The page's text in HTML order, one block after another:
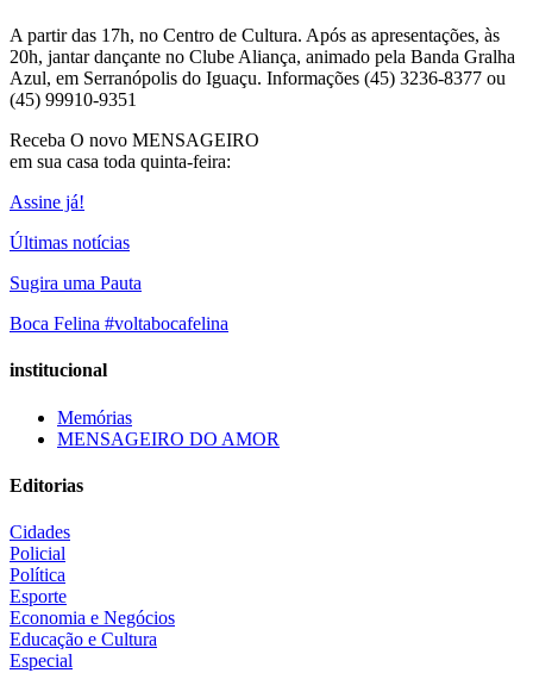
A partir das 17h, no Centro de Cultura. Após as apresentações, às
20h, jantar dançante no Clube Aliança, animado pela Banda Gralha
Azul, em Serranópolis do Iguaçu. Informações (45) 3236-8377 ou
(45) 99910-9351
Receba O novo MENSAGEIRO
em sua casa toda quinta-feira:
Assine já!
Últimas notícias
Sugira uma Pauta
Boca Felina #voltabocafelina
institucional
Memórias
MENSAGEIRO DO AMOR
Editorias
Cidades
Policial
Política
Esporte
Economia e Negócios
Educação e Cultura
Especial